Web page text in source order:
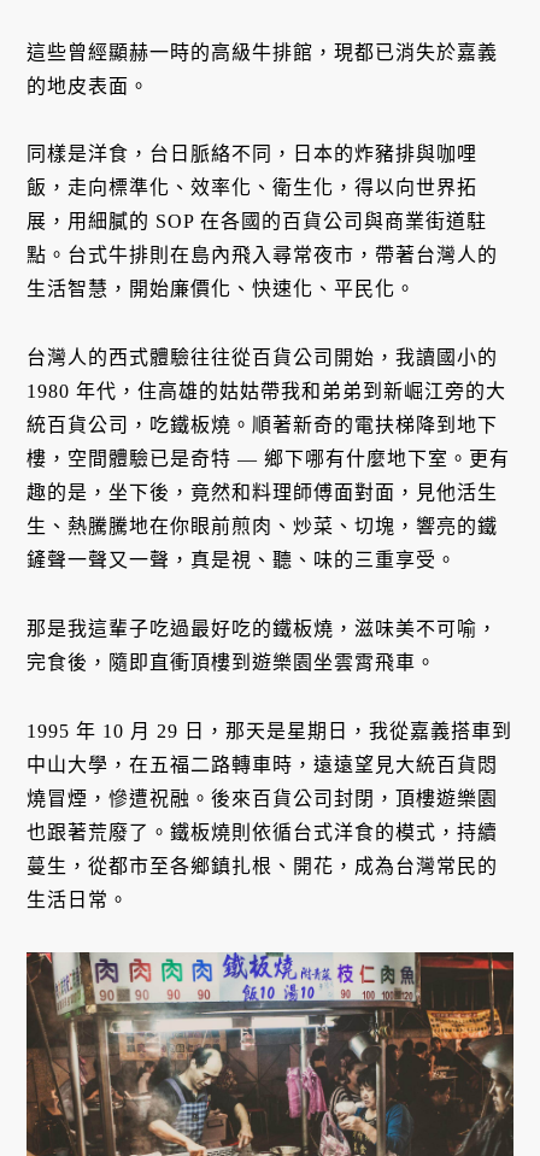
這些曾經顯赫一時的高級牛排館，現都已消失於嘉義
的地皮表面。
同樣是洋食，台日脈絡不同，日本的炸豬排與咖哩
飯，走向標準化、效率化、衛生化，得以向世界拓
展，用細膩的 SOP 在各國的百貨公司與商業街道駐
點。台式牛排則在島內飛入尋常夜市，帶著台灣人的
生活智慧，開始廉價化、快速化、平民化。
台灣人的西式體驗往往從百貨公司開始，我讀國小的
1980 年代，住高雄的姑姑帶我和弟弟到新崛江旁的大
統百貨公司，吃鐵板燒。順著新奇的電扶梯降到地下
樓，空間體驗已是奇特 — 鄉下哪有什麼地下室。更有
趣的是，坐下後，竟然和料理師傅面對面，見他活生
生、熱騰騰地在你眼前煎肉、炒菜、切塊，響亮的鐵
鏟聲一聲又一聲，真是視、聽、味的三重享受。
那是我這輩子吃過最好吃的鐵板燒，滋味美不可喻，
完食後，隨即直衝頂樓到遊樂園坐雲霄飛車。
1995 年 10 月 29 日，那天是星期日，我從嘉義搭車到
中山大學，在五福二路轉車時，遠遠望見大統百貨悶
燒冒煙，慘遭祝融。後來百貨公司封閉，頂樓遊樂園
也跟著荒廢了。鐵板燒則依循台式洋食的模式，持續
蔓生，從都市至各鄉鎮扎根、開花，成為台灣常民的
生活日常。